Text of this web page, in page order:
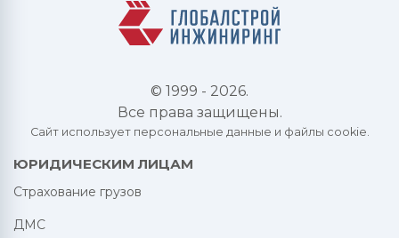
© 1999 - 2026.
Все права защищены.
Сайт использует персональные данные и файлы cookie.
ЮРИДИЧЕСКИМ ЛИЦАМ
Страхование грузов
ДМС